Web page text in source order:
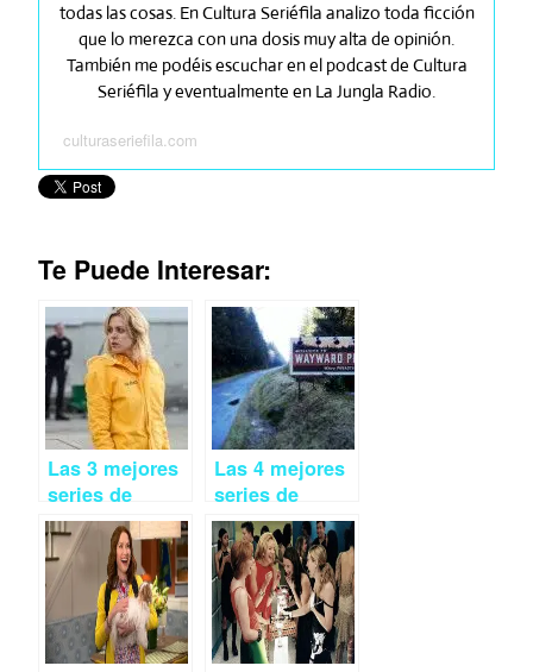
todas las cosas. En Cultura Seriéfila analizo toda ficción
que lo merezca con una dosis muy alta de opinión.
También me podéis escuchar en el podcast de Cultura
Seriéfila y eventualmente en La Jungla Radio.
culturaseriefila.com
Te Puede Interesar:
Las 3 mejores
series de
estreno abril
2015
Las 4 mejores
series de
estreno mayo
2015